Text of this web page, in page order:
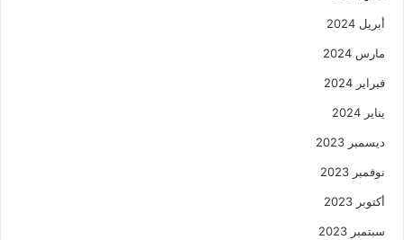
أبريل 2024
مارس 2024
فبراير 2024
يناير 2024
ديسمبر 2023
نوفمبر 2023
أكتوبر 2023
سبتمبر 2023